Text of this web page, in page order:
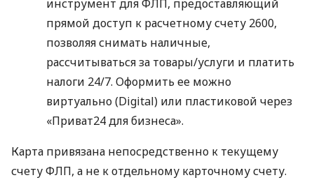
инструмент для ФЛП, предоставляющий
прямой доступ к расчетному счету 2600,
позволяя снимать наличные,
рассчитываться за товары/услуги и платить
налоги 24/7. Оформить ее можно
виртуально (Digital) или пластиковой через
«Приват24 для бизнеса».
Карта привязана непосредственно к текущему
счету ФЛП, а не к отдельному карточному счету.